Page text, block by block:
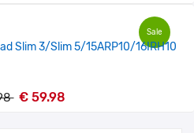
Sale
Slim 3/Slim 5/15ARP10/16IRH10
€ 59.98